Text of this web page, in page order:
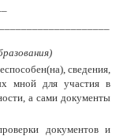
сведения,
мной для участия в
а сами документы
документов и